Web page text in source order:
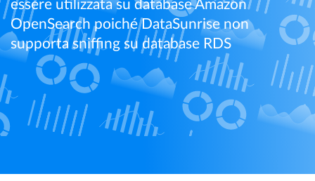
essere utilizzata su database Amazon
OpenSearch poiché DataSunrise non
supporta sniffing su database RDS